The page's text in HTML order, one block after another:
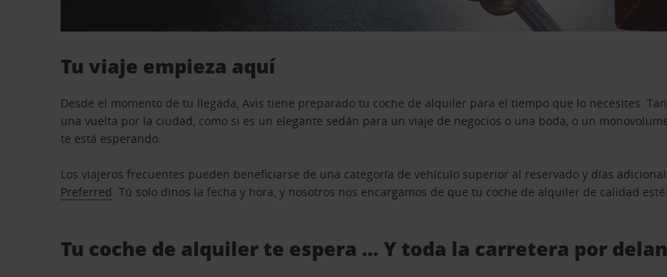
Tu viaje empieza aquí
Desde el momento de tu llegada, Avis tiene preparado tu coche de alquiler para el tiempo que lo necesites.
una vuelta por la ciudad, como si es un elegante sedán para un viaje de negocios o una boda, o un
te está esperando.
Los viajeros frecuentes pueden beneficiarse de una categoría de vehículo superior al reservado y días
Preferred. Tú solo dinos la fecha y hora, y nosotros nos encargamos de que tu coche de alquiler de calidad
Tu coche de alquiler te espera … Y toda la carretera por